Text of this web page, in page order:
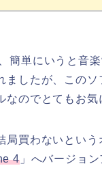
簡単にいうと音楽
ましたが、このソ
なのでとてもお気
局買わないという
4」へバージョン